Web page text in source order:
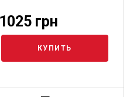
1025 грн
КУПИТЬ